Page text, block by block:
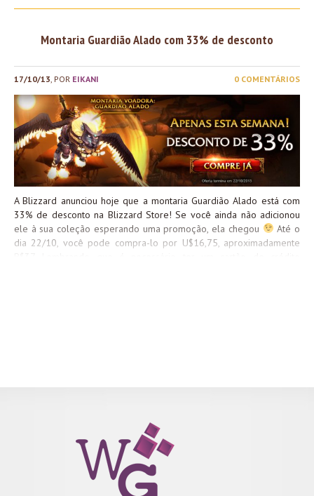
Montaria Guardião Alado com 33% de desconto
17/10/13, POR EIKANI 0 COMENTÁRIOS
A Blizzard anunciou hoje que a montaria Guardião Alado está com
33% de desconto na Blizzard Store! Se você ainda não adicionou
ele à sua coleção esperando uma promoção, ela chegou
Até o
dia 22/10, você pode compra-lo por U$16,75, aproximadamente